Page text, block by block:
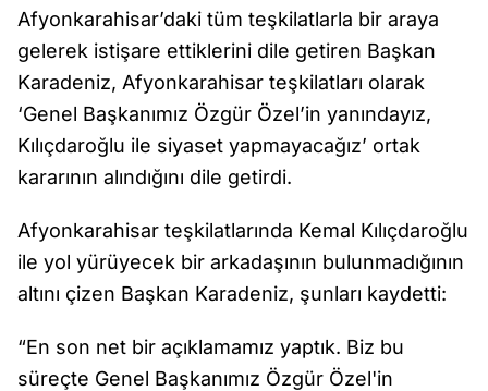
Afyonkarahisar’daki tüm teşkilatlarla bir araya
gelerek istişare ettiklerini dile getiren Başkan
Karadeniz, Afyonkarahisar teşkilatları olarak
‘Genel Başkanımız Özgür Özel’in yanındayız,
Kılıçdaroğlu ile siyaset yapmayacağız’ ortak
kararının alındığını dile getirdi.
Afyonkarahisar teşkilatlarında Kemal Kılıçdaroğlu
ile yol yürüyecek bir arkadaşının bulunmadığının
altını çizen Başkan Karadeniz, şunları kaydetti:
“En son net bir açıklamamız yaptık. Biz bu
süreçte Genel Başkanımız Özgür Özel'in